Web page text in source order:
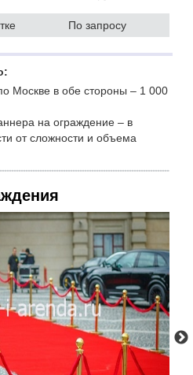
По запросу
Москве в обе стороны – 1 000
на ограждение – в
от сложности и объема